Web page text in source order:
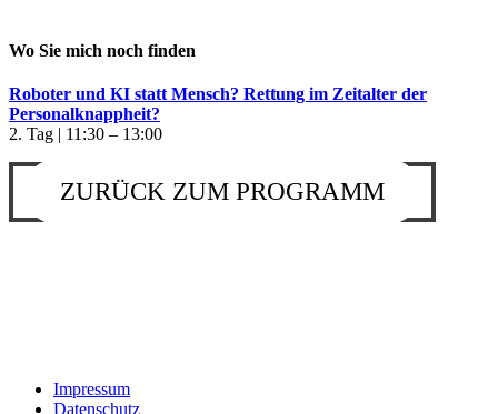
Wo Sie mich noch finden
Roboter und KI statt Mensch? Rettung im Zeitalter der
Personalknappheit?
2. Tag | 11:30 – 13:00
ZURÜCK ZUM PROGRAMM
Impressum
Datenschutz